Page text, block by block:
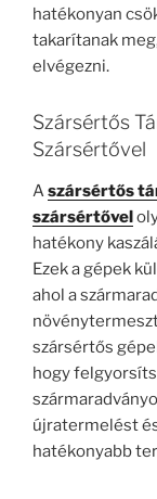
hatékonyan
takarítanak
elvégezni.
Szársértős
Szársértővel
Aszársértős
szársértővel
hatékony
Ezek a gépek
ahol a
szársértős
hogy
újratermelést
hatékonyabb